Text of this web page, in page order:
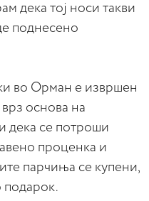
дека тој носи такви
поднесено
во Орман е извршен
основа на
дека се потроши
проценка и
парчиња се купени,
подарок.